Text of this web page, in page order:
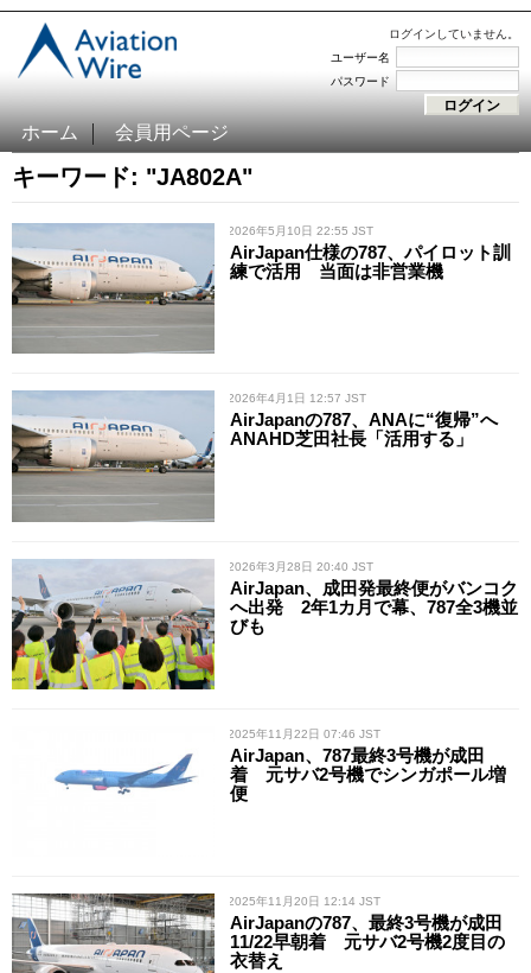
ログインしていません。
ユーザー名
パスワード
ホーム 会員用ページ
キーワード: "JA802A"
/ 2026年5月10日 22:55 JST
AirJapan仕様の787、パイロット訓
練で活用 当面は非営業機
/ 2026年4月1日 12:57 JST
AirJapanの787、ANAに“復帰”へ
ANAHD芝田社長「活用する」
/ 2026年3月28日 20:40 JST
AirJapan、成田発最終便がバンコク
へ出発 2年1カ月で幕、787全3機並
びも
/ 2025年11月22日 07:46 JST
AirJapan、787最終3号機が成田
着 元サバ2号機でシンガポール増
便
/ 2025年11月20日 12:14 JST
AirJapanの787、最終3号機が成田
11/22早朝着 元サバ2号機2度目の
衣替え